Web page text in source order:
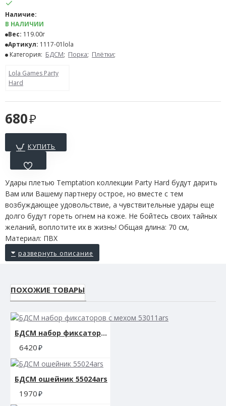
680
Наличие:
В НАЛИЧИИ
Вес: 119.00г
Артикул: 1117-01lola
Категория: БДСМ; Порка; Плётки;
Lola Games Party
Hard
КУПИТЬ
Удары плетью Temptation коллекции Party Hard будут дарить
Вам или Вашему партнеру острое, но вместе с тем
возбуждающее удовольствие, а чувствительные удары еще
долго будут гореть огнем на коже. Не бойтесь своих тайных
желаний, воплотите их в жизнь! Общая длина: 70 см,
Материал: ПВХ
ПОХОЖИЕ ТОВАРЫ
БДСМ набор фиксаторов с мехом 53011ars
6420
БДСМ ошейник 55024ars
1970